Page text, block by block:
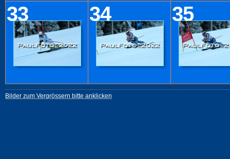
33 34 35
Bilder zum Vergrössern bitte anklicken